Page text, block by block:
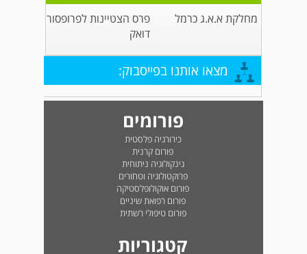
מחלקת א.א.ג כרמל
פרס הצטיינות לפרופסור
דואק
מצאו אותנו בפייסבוק:
פורומים
כירורגיה פלסטית
פורום קרנית
גינקולוגיה ניתוחית
פרוקטולוגיה וטחורים
פורום אוקולופלסטיקה
פורום רפואת שיניים
פורום טיפולי רשתית
קטגוריות